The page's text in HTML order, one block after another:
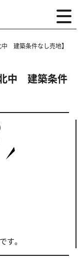
建築条件なし売地】
中 建築条件
す。